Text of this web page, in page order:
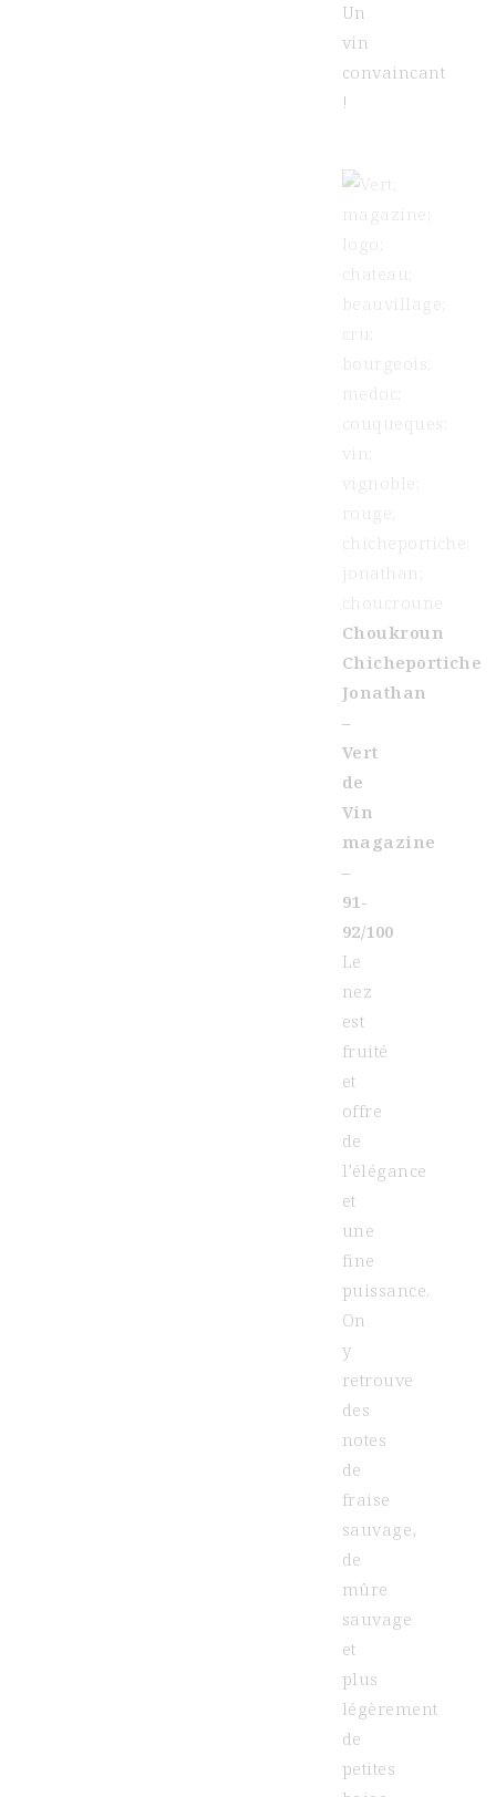
Un
vin
convaincant
!
Choukroun
Chicheportiche
Jonathan
–
Vert
de
Vin
magazine
–
91-
92/100
Le
nez
est
fruité
et
offre
de
l’élégance
et
une
fine
puissance.
On
y
retrouve
des
notes
de
fraise
sauvage,
de
mûre
sauvage
et
plus
légèrement
de
petites